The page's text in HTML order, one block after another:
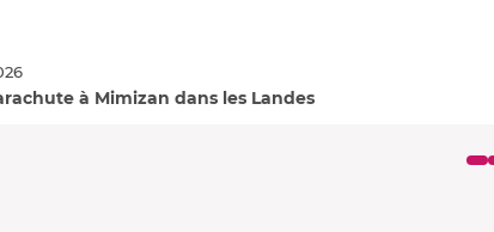
à Mimizan dans les Landes